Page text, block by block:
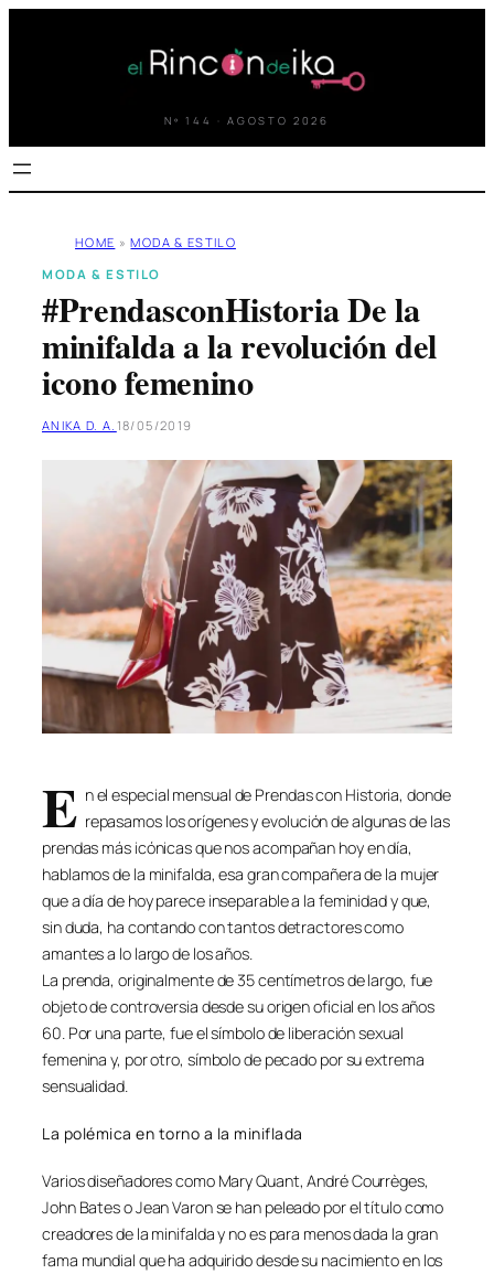
Nº 144 · AGOSTO 2026
HOME » MODA & ESTILO
MODA & ESTILO
#PrendasconHistoria De la
minifalda a la revolución del
icono femenino
ANIKA D. A. 18/05/2019
E n el especial mensual de Prendas con Historia, donde
repasamos los orígenes y evolución de algunas de las
prendas más icónicas que nos acompañan hoy en día,
hablamos de la minifalda, esa gran compañera de la mujer
que a día de hoy parece inseparable a la feminidad y que,
sin duda, ha contando con tantos detractores como
amantes a lo largo de los años.
La prenda, originalmente de 35 centímetros de largo, fue
objeto de controversia desde su origen oficial en los años
60. Por una parte, fue el símbolo de liberación sexual
femenina y, por otro, símbolo de pecado por su extrema
sensualidad.
La polémica en torno a la miniflada
Varios diseñadores como Mary Quant, André Courrèges,
John Bates o Jean Varon se han peleado por el título como
creadores de la minifalda y no es para menos dada la gran
fama mundial que ha adquirido desde su nacimiento en los